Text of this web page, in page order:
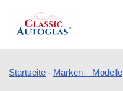
Startseite - Marken – Modelle